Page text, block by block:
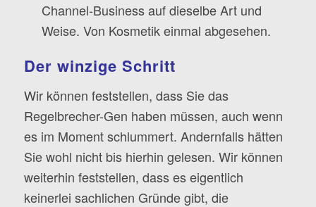
Channel-Business auf dieselbe Art und
Weise. Von Kosmetik einmal abgesehen.
Der winzige Schritt
Wir können feststellen, dass Sie das
Regelbrecher-Gen haben müssen, auch wenn
es im Moment schlummert. Andernfalls hätten
Sie wohl nicht bis hierhin gelesen. Wir können
weiterhin feststellen, dass es eigentlich
keinerlei sachlichen Gründe gibt, die